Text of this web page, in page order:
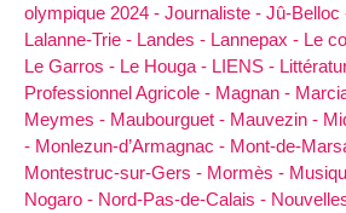
olympique 2024 - Journaliste - Jû-Belloc
Lalanne-Trie - Landes - Lannepax - Le
Le Garros - Le Houga - LIENS -
Professionnel Agricole - Magnan -
Meymes - Maubourguet - Mauvezin -
- Monlezun-d’Armagnac - Mont-de-
Montestruc-sur-Gers - Mormès -
Nogaro - Nord-Pas-de-Calais -